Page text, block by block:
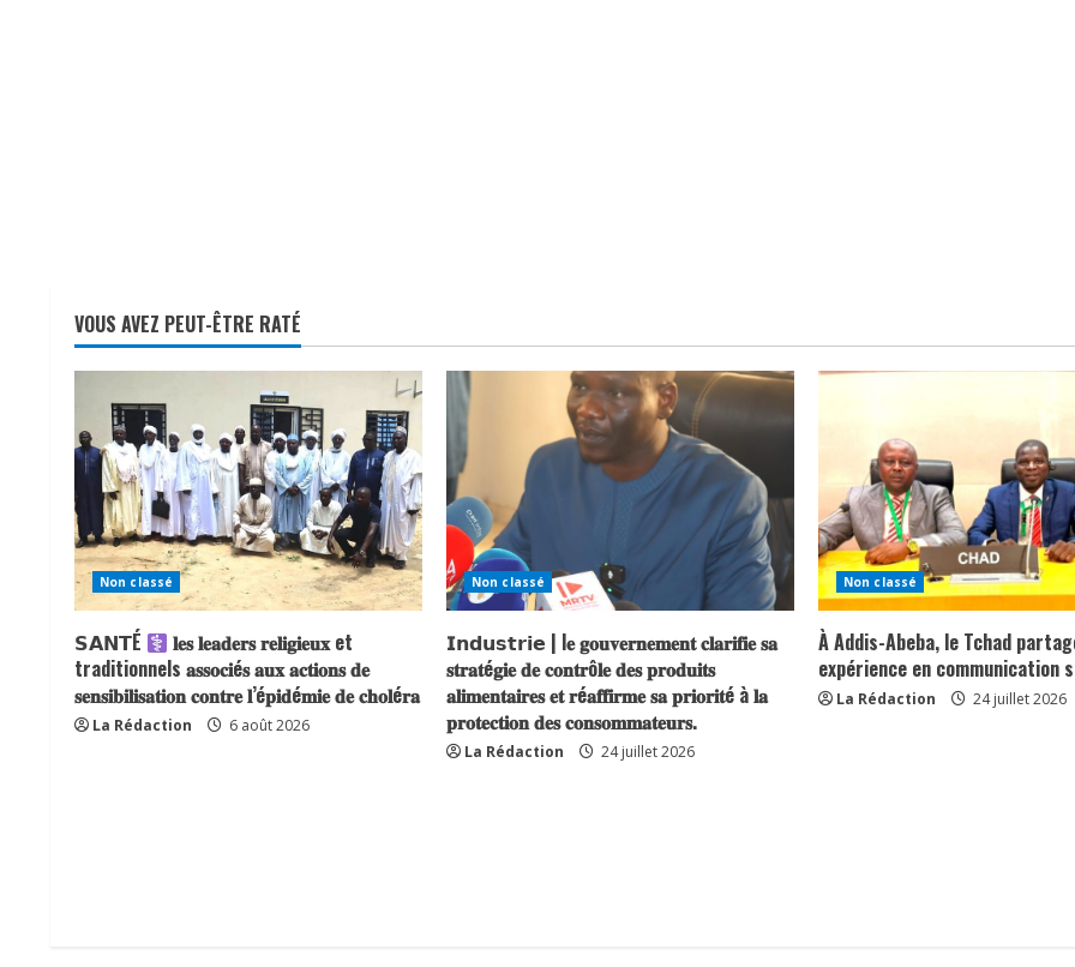
VOUS AVEZ PEUT-ÊTRE RATÉ
Non classé
𝗦𝗔𝗡𝗧É
𝐥𝐞𝐬 𝐥𝐞𝐚𝐝𝐞𝐫𝐬 𝐫𝐞𝐥𝐢𝐠𝐢𝐞𝐮𝐱 et
traditionnels 𝐚𝐬𝐬𝐨𝐜𝐢é𝐬 𝐚𝐮𝐱 𝐚𝐜𝐭𝐢𝐨𝐧𝐬 𝐝𝐞
𝐬𝐞𝐧𝐬𝐢𝐛𝐢𝐥𝐢𝐬𝐚𝐭𝐢𝐨𝐧 𝐜𝐨𝐧𝐭𝐫𝐞 𝐥’é𝐩𝐢𝐝é𝐦𝐢𝐞 𝐝𝐞 𝐜𝐡𝐨𝐥é𝐫𝐚
La Rédaction 6 août 2026
Non classé
𝗜𝗻𝗱𝘂𝘀𝘁𝗿𝗶𝗲 | l𝐞 𝐠𝐨𝐮𝐯𝐞𝐫𝐧𝐞𝐦𝐞𝐧𝐭 𝐜𝐥𝐚𝐫𝐢𝐟𝐢𝐞 𝐬𝐚
𝐬𝐭𝐫𝐚𝐭é𝐠𝐢𝐞 𝐝𝐞 𝐜𝐨𝐧𝐭𝐫ô𝐥𝐞 𝐝𝐞𝐬 𝐩𝐫𝐨𝐝𝐮𝐢𝐭𝐬
𝐚𝐥𝐢𝐦𝐞𝐧𝐭𝐚𝐢𝐫𝐞𝐬 𝐞𝐭 𝐫é𝐚𝐟𝐟𝐢𝐫𝐦𝐞 𝐬𝐚 𝐩𝐫𝐢𝐨𝐫𝐢𝐭é à 𝐥𝐚
𝐩𝐫𝐨𝐭𝐞𝐜𝐭𝐢𝐨𝐧 𝐝𝐞𝐬 𝐜𝐨𝐧𝐬𝐨𝐦𝐦𝐚𝐭𝐞𝐮𝐫𝐬.
La Rédaction 24 juillet 2026
Non classé
À Addis-Abeba, le Tchad
expérience en communication
La Rédaction 24 juillet 2026